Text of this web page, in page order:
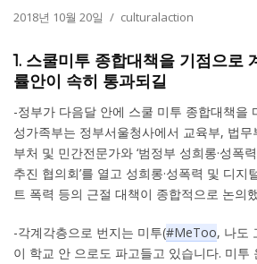
2018년 10월 20일 culturalaction
1. 스쿨미투 종합대책을 기점으로
률안이 속히 통과되길
-정부가 다음달 안에 스쿨 미투 종합대책을
성가족부는 정부서울청사에서 교육부, 법
부처 및 민간전문가와 ‘범정부 성희롱·성폭
추진 협의회’를 열고 성희롱·성폭력 및 디지
트 폭력 등의 근절 대책이 종합적으로 논의
-각계각층으로 번지는 미투(#MeToo, 나도
이 학교 안 으로도 파고들고 있습니다. 미투